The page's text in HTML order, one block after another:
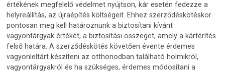
értékének megfelelő védelmet nyújtson, kár esetén fedezze a
helyreállítás, az újraépítés költségeit. Ehhez szerződéskötéskor
pontosan meg kell határoznunk a biztosítani kívánt
vagyontárgyak értékét, a biztosítási összeget, amely a kártérítés
felső határa. A szerződéskötés követően évente érdemes
vagyonleltárt készíteni az otthonodban található holmikról,
vagyontárgyakról és ha szükséges, érdemes módosítani a